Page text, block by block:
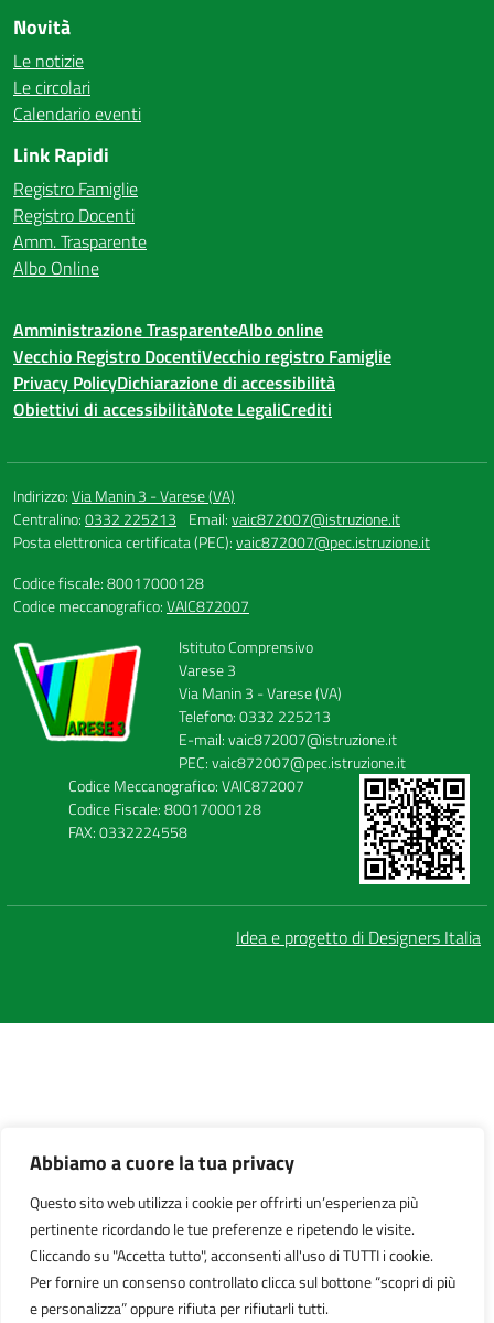
Abbiamo a cuore la tua privacy
Questo sito web utilizza i cookie per offrirti un’esperienza più
pertinente ricordando le tue preferenze e ripetendo le visite.
Cliccando su "Accetta tutto", acconsenti all'uso di TUTTI i cookie.
Per fornire un consenso controllato clicca sul bottone “scopri di più
e personalizza” oppure rifiuta per rifiutarli tutti.
Novità
Le notizie
Le circolari
Calendario eventi
Link Rapidi
Registro Famiglie
Registro Docenti
Amm. Trasparente
Albo Online
Amministrazione TrasparenteAlbo online
Vecchio Registro DocentiVecchio registro Famiglie
Privacy PolicyDichiarazione di accessibilità
Obiettivi di accessibilitàNote LegaliCrediti
Indirizzo:Via Manin 3 - Varese (VA)
Centralino:0332 225213 Email:vaic872007@istruzione.it
Posta elettronica certificata (PEC):vaic872007@pec.istruzione.it
Codice fiscale: 80017000128
Codice meccanografico:VAIC872007
Istituto Comprensivo
Varese 3
Via Manin 3 - Varese (VA)
Telefono: 0332 225213
E-mail: vaic872007@istruzione.it
PEC: vaic872007@pec.istruzione.it
Codice Meccanografico: VAIC872007
Codice Fiscale: 80017000128
FAX: 0332224558
Idea e progetto di Designers Italia